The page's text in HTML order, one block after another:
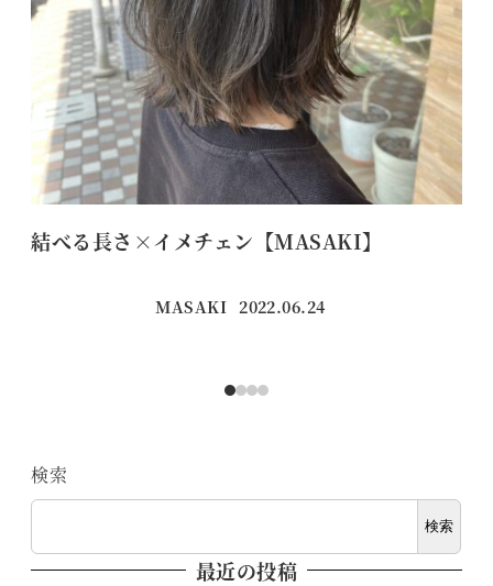
結べる長さ×イメチェン【MASAKI】
MASAKI 投稿日
2022.06.24
検索
検索
最近の投稿